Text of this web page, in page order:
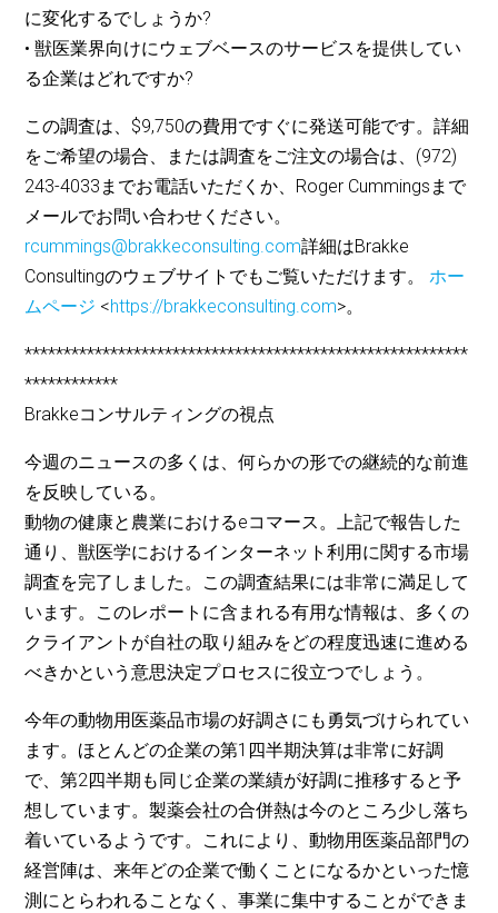
に変化するでしょうか?
• 獣医業界向けにウェブベースのサービスを提供してい
る企業はどれですか?
この調査は、$9,750の費用ですぐに発送可能です。詳細
をご希望の場合、または調査をご注文の場合は、(972)
243-4033までお電話いただくか、Roger Cummingsまで
メールでお問い合わせください。
rcummings@brakkeconsulting.com詳細はBrakke
Consultingのウェブサイトでもご覧いただけます。ホー
ムページ <https://brakkeconsulting.com>。
*********************************************************
************
Brakkeコンサルティングの視点
今週のニュースの多くは、何らかの形での継続的な前進
を反映している。
動物の健康と農業におけるeコマース。上記で報告した
通り、獣医学におけるインターネット利用に関する市場
調査を完了しました。この調査結果には非常に満足して
います。このレポートに含まれる有用な情報は、多くの
クライアントが自社の取り組みをどの程度迅速に進める
べきかという意思決定プロセスに役立つでしょう。
今年の動物用医薬品市場の好調さにも勇気づけられてい
ます。ほとんどの企業の第1四半期決算は非常に好調
で、第2四半期も同じ企業の業績が好調に推移すると予
想しています。製薬会社の合併熱は今のところ少し落ち
着いているようです。これにより、動物用医薬品部門の
経営陣は、来年どの企業で働くことになるかといった憶
測にとらわれることなく、事業に集中することができま